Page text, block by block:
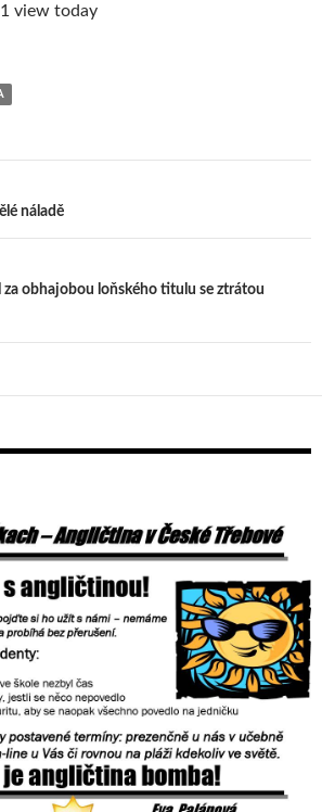
view today
náladě
za obhajobou loňského titulu se ztrátou